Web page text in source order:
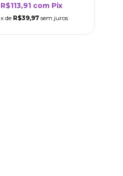
R$113,91 com Pix
x de R$39,97 sem juros